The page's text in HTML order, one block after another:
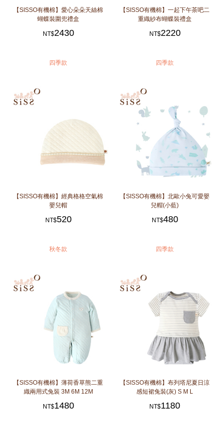
【SISSO有機棉】愛心朵朵天絲棉
蝴蝶裝圍兜禮盒
NT$2430
四季款
【SISSO有機棉】一起下午茶吧二
重織紗布蝴蝶裝禮盒
NT$2220
四季款
【SISSO有機棉】經典格格空氣棉
嬰兒帽
NT$520
秋冬款
【SISSO有機棉】北歐小兔可愛嬰
兒帽(小藍)
NT$480
四季款
【SISSO有機棉】薄荷香草熊二重
織兩用式兔裝 3M 6M 12M
NT$1480
【SISSO有機棉】布列塔尼夏日涼
感短裙兔裝(灰) S M L
NT$1180